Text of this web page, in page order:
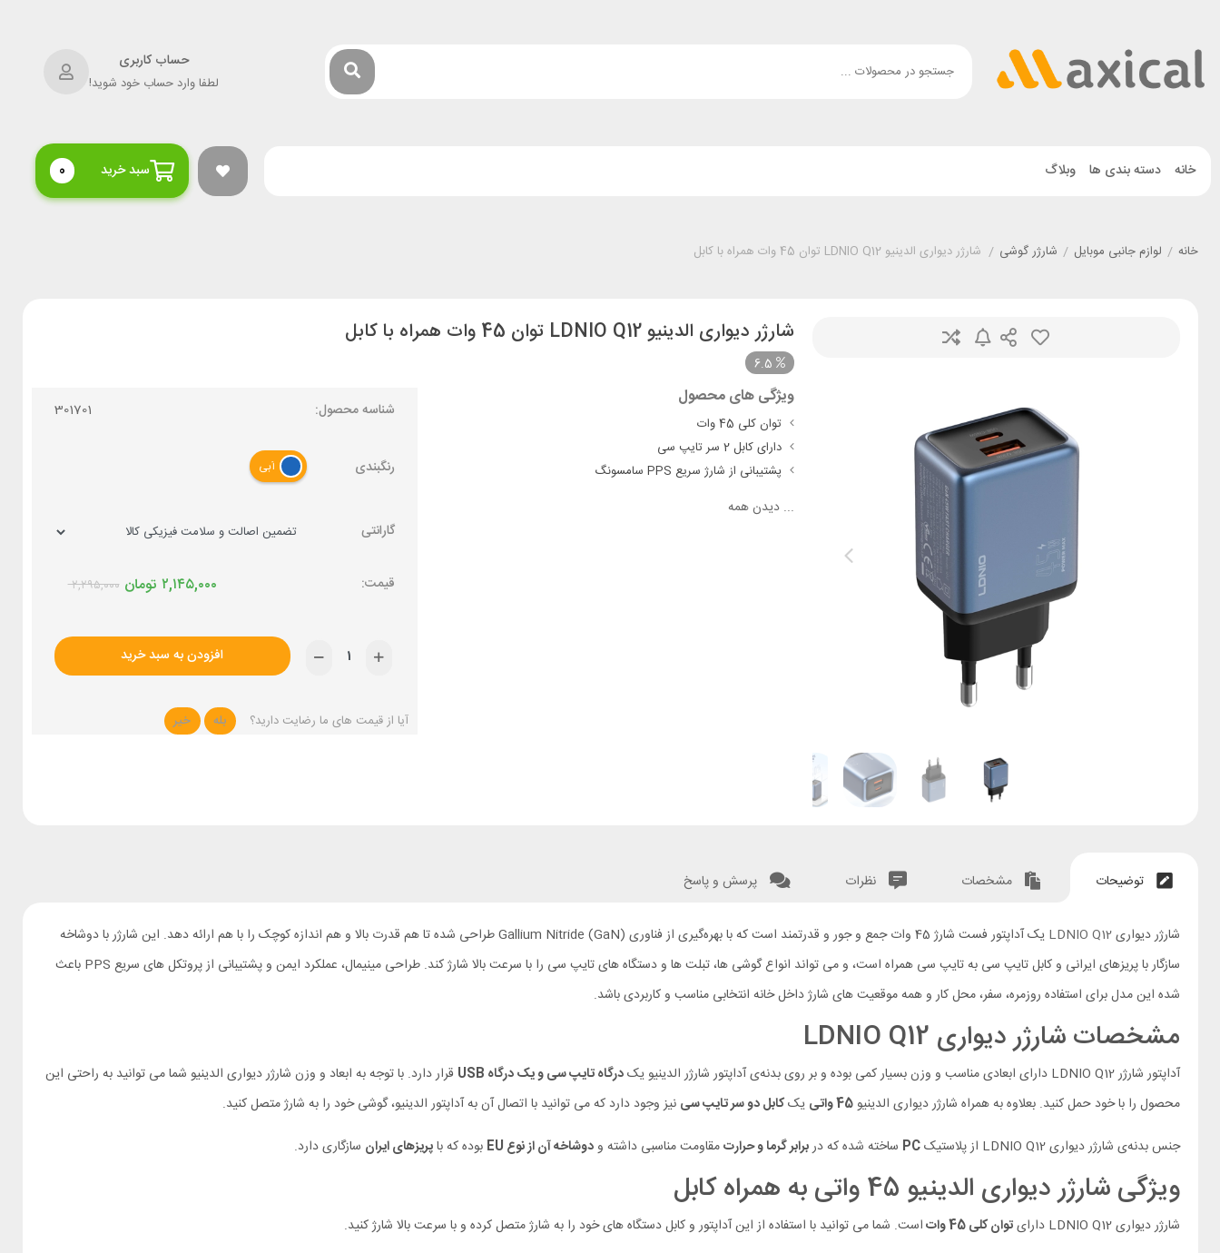
حساب کاربری
لطفا وارد حساب خود شوید!
خانه دسته بندی ها وبلاگ سبد خرید 0
خانه / لوازم جانبی موبایل / شارژر گوشی / شارژر دیواری الدینیو LDNIO Q12 توان 45 وات همراه با کابل
شارژر دیواری الدینیو LDNIO Q12 توان 45 وات همراه با کابل
6.5
ویژگی های محصول
توان کلی 45 وات
دارای کابل 2 سر تایپ سی
پشتیبانی از شارژ سریع PPS سامسونگ
...دیدن همه
شناسه محصول: 301701
رنگبندی آبی
گارانتی
۲,۲۹۵,۰۰۰ تومان ۲,۱۴۵,۰۰۰
افزودن به سبد خرید
آیا از قیمت های ما رضایت دارید؟ بله خیر
توضیحات مشخصات نظرات پرسش و پاسخ
شارژر دیواریLDNIO Q12
یک آداپتور فست شارژ 45 وات جمع‌ و‌ جور و قدرتمند است که با بهره‌گیری از فناوری Gallium Nitride (GaN) طراحی شده تا هم قدرت بالا و هم اندازه کوچک را با هم ارائه دهد. این شارژر با دوشاخه
سازگار با پریزهای ایرانی و کابل تایپ سی به تایپ سی همراه است، و می‌ تواند انواع گوشی‌ ها، تبلت‌ ها و دستگاه‌ های تایپ‌ سی را با سرعت بالا شارژ کند. طراحی مینیمال، عملکرد ایمن و پشتیبانی از پروتکل‌ های سریع PPS باعث
شده این مدل برای استفاده روزمره، سفر، محل کار و همه موقعیت‌ های شارژ داخل خانه انتخابی مناسب و کاربردی باشد.
مشخصات شارژر دیواری LDNIO Q12
آداپتور شارژر LDNIO Q12 دارای ابعادی مناسب و وزن بسیار کمی بوده و بر روی بدنه‌ی آداپتور شارژر الدینیو یک درگاه تایپ سی و یک درگاه USB
قرار دارد. با توجه به ابعاد و وزن شارژر دیواری الدینیو شما می توانید به راحتی این
محصول را با خود حمل کنید. بعلاوه به همراه شارژر دیواری الدینیو45 واتی یککابل دو سر تایپ سی نیز وجود دارد که می توانید با اتصال آن به آداپتور الدینیو، گوشی خود را به شارژ متصل کنید.
جنس بدنه‌ی شارژر دیواری LDNIO Q12 از پلاستیک
PC ساخته شده که دربرابر گرما و حرارتمقاومت مناسبی داشته ودوشاخه آن از نوع EU بوده که باپریزهای ایران سازگاری دارد.
ویژگی شارژر دیواری الدینیو 45 واتی به همراه کابل
شارژر دیواری LDNIO Q12 دارای توان کلی 45 وات
است. شما می توانید با استفاده از این آداپتور و کابل دستگاه های خود را به شارژ متصل کرده و با سرعت بالا شارژ کنید.